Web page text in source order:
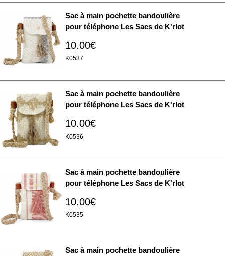
Sac à main pochette bandoulière
pour téléphone Les Sacs de K'rlot
10.00€
K0537
Sac à main pochette bandoulière
pour téléphone Les Sacs de K'rlot
10.00€
K0536
Sac à main pochette bandoulière
pour téléphone Les Sacs de K'rlot
10.00€
K0535
Sac à main pochette bandoulière